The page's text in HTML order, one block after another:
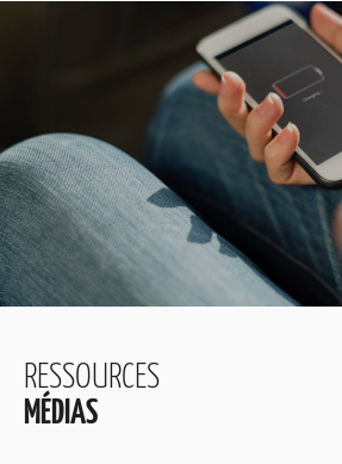
RESSOURCES
MÉDIAS